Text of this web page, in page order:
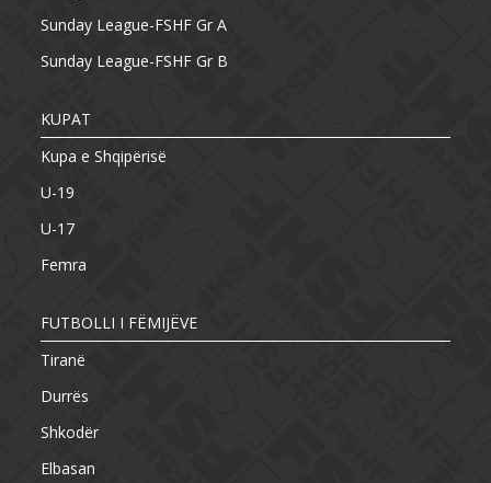
Sunday League-FSHF Gr A
Sunday League-FSHF Gr B
KUPAT
Kupa e Shqipërisë
U-19
U-17
Femra
FUTBOLLI I FËMIJËVE
Tiranë
Durrës
Shkodër
Elbasan